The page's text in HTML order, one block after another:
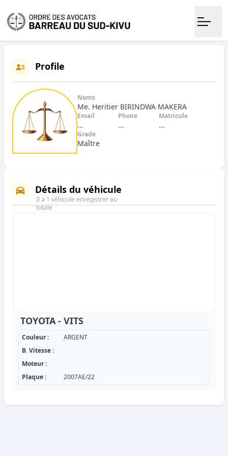
Profile
Noms
Me. Heritier BIRINDWA MAKERA
Email
...
Phone
...
Matricule
...
Grade
Maître
Détails du véhicule
Il a 1 véhicule enregistrer au
totale
TOYOTA - VITS
Couleur :
ARGENT
B. Vitesse :
Moteur :
Plaque :
2007AE/22